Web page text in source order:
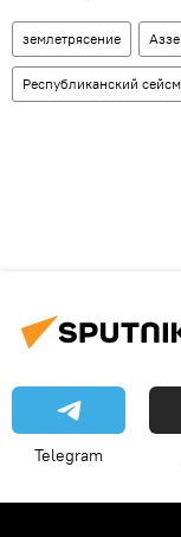
землетрясение
Республиканский
Telegram